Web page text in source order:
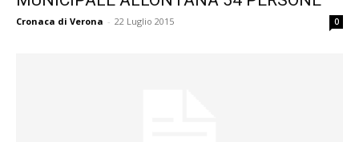
Cronaca di Verona - 22 Luglio 2015 0